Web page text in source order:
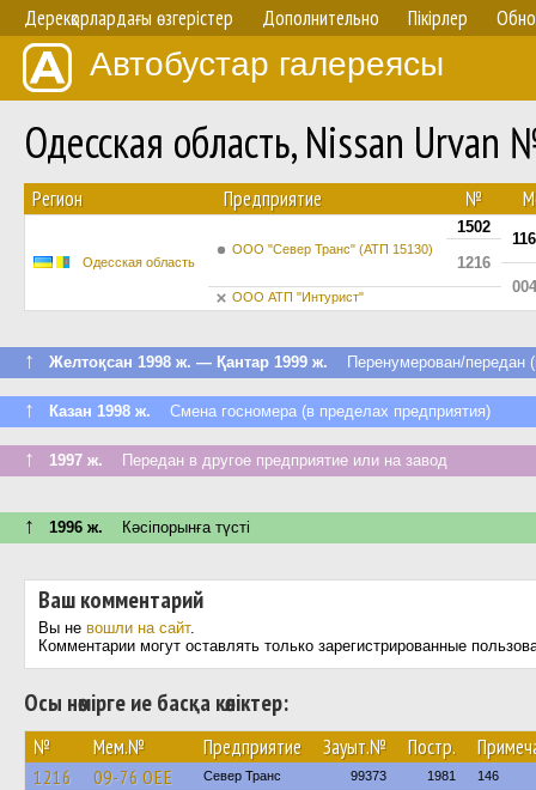
Дерекқорлардағы өзгерістер Дополнительно Пікірлер
Автобустар галереясы
Одесская область, Nissan Urvan
Регион Предприятие №
Одесская область
ООО "Север Транс" (АТП 15130)
1502
1216
ООО АТП "Интурист"
↑ Желтоқсан 1998 ж. — Қантар 1999 ж. Перенумерован/передан
↑ Казан 1998 ж. Смена госномера (в пределах предприятия)
↑ 1997 ж. Передан в другое предприятие или на завод
↑ 1996 ж. Кәсіпорынға түсті
Ваш комментарий
Вы не вошли на сайт.
Комментарии могут оставлять только зарегистрированные
Осы нөмірге ие басқа көліктер:
№ Мем.№ Предприятие Зауыт.№ Постр.
1216 09-76 ОЕЕ Север Транс 99373 1981 146